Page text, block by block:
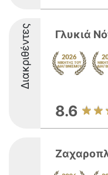
Διακριθέντες Γλυκιά
8.6